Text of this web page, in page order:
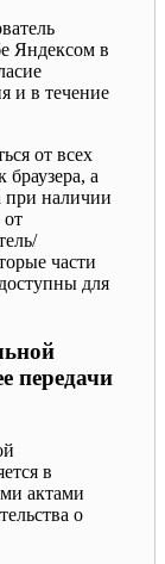
Яндексом в
и в течение
от всех
а
при наличии
от
части
для
передачи
в
актами
о